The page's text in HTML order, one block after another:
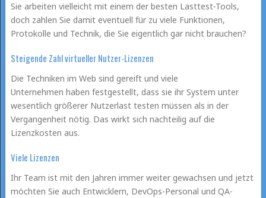
Sie arbeiten vielleicht mit einem der besten Lasttest-Tools,
doch zahlen Sie damit eventuell für zu viele Funktionen,
Protokolle und Technik, die Sie eigentlich gar nicht brauchen?
Steigende Zahl virtueller Nutzer-Lizenzen
Die Techniken im Web sind gereift und viele
Unternehmen haben festgestellt, dass sie ihr System unter
wesentlich größerer Nutzerlast testen müssen als in der
Vergangenheit nötig. Das wirkt sich nachteilig auf die
Lizenzkosten aus.
Viele Lizenzen
Ihr Team ist mit den Jahren immer weiter gewachsen und jetzt
möchten Sie auch Entwicklern, DevOps-Personal und QA-